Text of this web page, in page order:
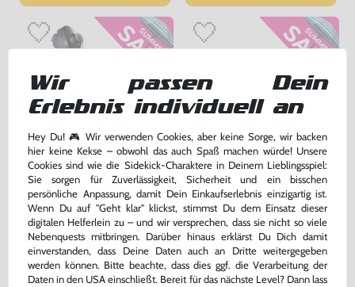
Original Nunchuk Controller
#schwarz [Nintendo]
sehr guter Zustand, gebraucht
nur12,99 €
Warenkorb
Original Schutzhülle / Skin /
Sleeve / Cover für Remote
#transp.
gebraucht
-60% bisher 0,99 €
jetzt nur0,40 €
Warenkorb
Wir passen Dein
Erlebnis individuell an
Hey Du! 🎮 Wir verwenden Cookies, aber keine Sorge, wir backen
hier keine Kekse – obwohl das auch Spaß machen würde! Unsere
Cookies sind wie die Sidekick-Charaktere in Deinem Lieblingsspiel:
Sie sorgen für Zuverlässigkeit, Sicherheit und ein bisschen
persönliche Anpassung, damit Dein Einkaufserlebnis einzigartig ist.
Wenn Du auf "Geht klar" klickst, stimmst Du dem Einsatz dieser
digitalen Helferlein zu – und wir versprechen, dass sie nicht so viele
Nebenquests mitbringen. Darüber hinaus erklärst Du Dich damit
einverstanden, dass Deine Daten auch an Dritte weitergegeben
werden können. Bitte beachte, dass dies ggf. die Verarbeitung der
Daten in den USA einschließt. Bereit für das nächste Level? Dann lass